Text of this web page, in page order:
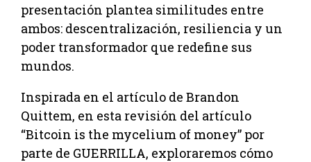
presentación plantea similitudes entre
ambos: descentralización, resiliencia y un
poder transformador que redefine sus
mundos.
Inspirada en el artículo de Brandon
Quittem, en esta revisión del artículo
“Bitcoin is the mycelium of money” por
parte de GUERRILLA, exploraremos cómo